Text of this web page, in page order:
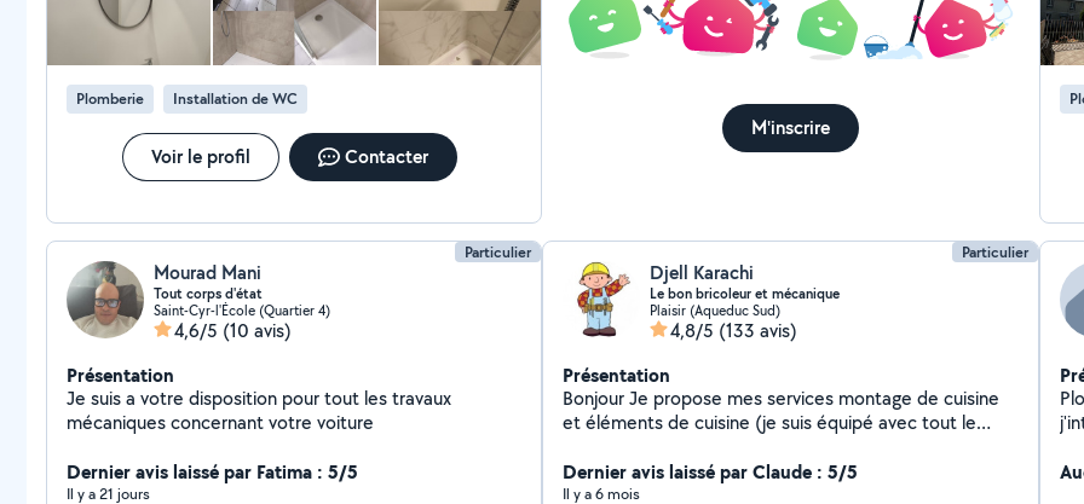
Plomberie Installation de WC
Voir le profil Contacter
M'inscrire
Particulier
Mourad Mani
Tout corps d'état
Saint-Cyr-l'École (Quartier 4)
4,6/5 (10 avis)
Présentation
Je suis a votre disposition pour tout les travaux
mécaniques concernant votre voiture
Dernier avis laissé par Fatima : 5/5
Il y a 21 jours
Particulier
Djell Karachi
Le bon bricoleur et mécanique
Plaisir (Aqueduc Sud)
4,8/5 (133 avis)
Présentation
Bonjour Je propose mes services montage de cuisine
et éléments de cuisine (je suis équipé avec tout le
je vous propose mes services : carrelage sol mur -
montage meubles: montage et démontage tous types
Dernier avis laissé par Claude : 5/5
Il y a 6 mois